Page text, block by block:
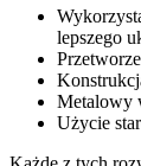
lepszego
Metalowy
Użycie